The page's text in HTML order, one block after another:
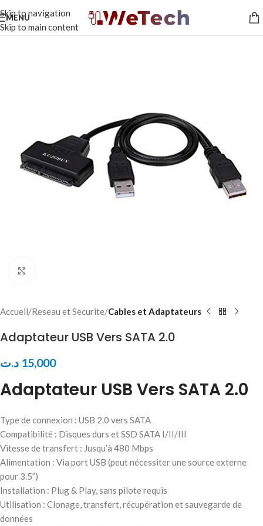
Skip to navigation
Skip to main content
MENU
Accueil Reseau et Securite Cables et Adaptateurs
Adaptateur USB Vers SATA 2.0
15,000 د.ت
Adaptateur USB Vers SATA 2.0
Type de connexion : USB 2.0 vers SATA
Compatibilité : Disques durs et SSD SATA I/II/III
Vitesse de transfert : Jusqu’à 480 Mbps
Alimentation : Via port USB (peut nécessiter une source externe
pour 3.5”)
Installation : Plug & Play, sans pilote requis
Utilisation : Clonage, transfert, récupération et sauvegarde de
données